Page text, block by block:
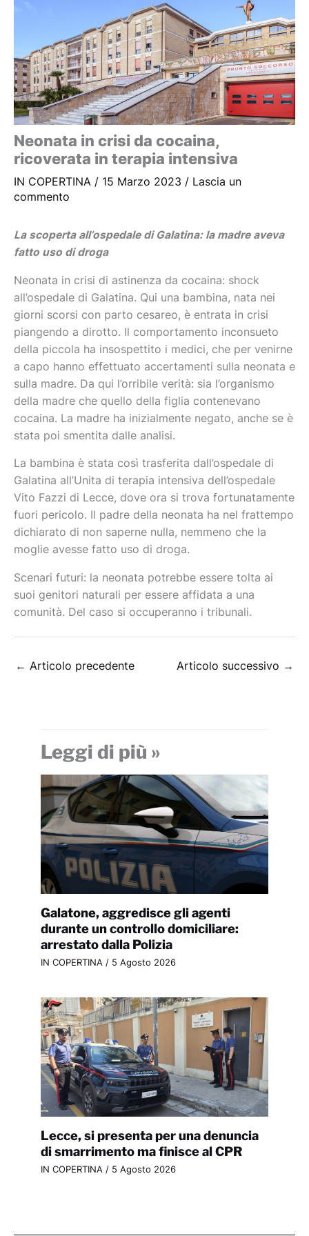
Neonata in crisi da cocaina,
ricoverata in terapia intensiva
IN COPERTINA / 15 Marzo 2023 / Lascia un
commento
La scoperta all’ospedale di Galatina: la madre aveva
fatto uso di droga
Neonata in crisi di astinenza da cocaina: shock
all’ospedale di Galatina. Qui una bambina, nata nei
giorni scorsi con parto cesareo, è entrata in crisi
piangendo a dirotto. Il comportamento inconsueto
della piccola ha insospettito i medici, che per venirne
a capo hanno effettuato accertamenti sulla neonata e
sulla madre. Da qui l’orribile verità: sia l’organismo
della madre che quello della figlia contenevano
cocaina. La madre ha inizialmente negato, anche se è
stata poi smentita dalle analisi.
La bambina è stata così trasferita dall’ospedale di
Galatina all’Unita di terapia intensiva dell’ospedale
Vito Fazzi di Lecce, dove ora si trova fortunatamente
fuori pericolo. Il padre della neonata ha nel frattempo
dichiarato di non saperne nulla, nemmeno che la
moglie avesse fatto uso di droga.
Scenari futuri: la neonata potrebbe essere tolta ai
suoi genitori naturali per essere affidata a una
comunità. Del caso si occuperanno i tribunali.
← Articolo precedente Articolo successivo →
Leggi di più »
Galatone, aggredisce gli agenti
durante un controllo domiciliare:
arrestato dalla Polizia
IN COPERTINA/ 5 Agosto 2026
Lecce, si presenta per una denuncia
di smarrimento ma finisce al CPR
IN COPERTINA/ 5 Agosto 2026